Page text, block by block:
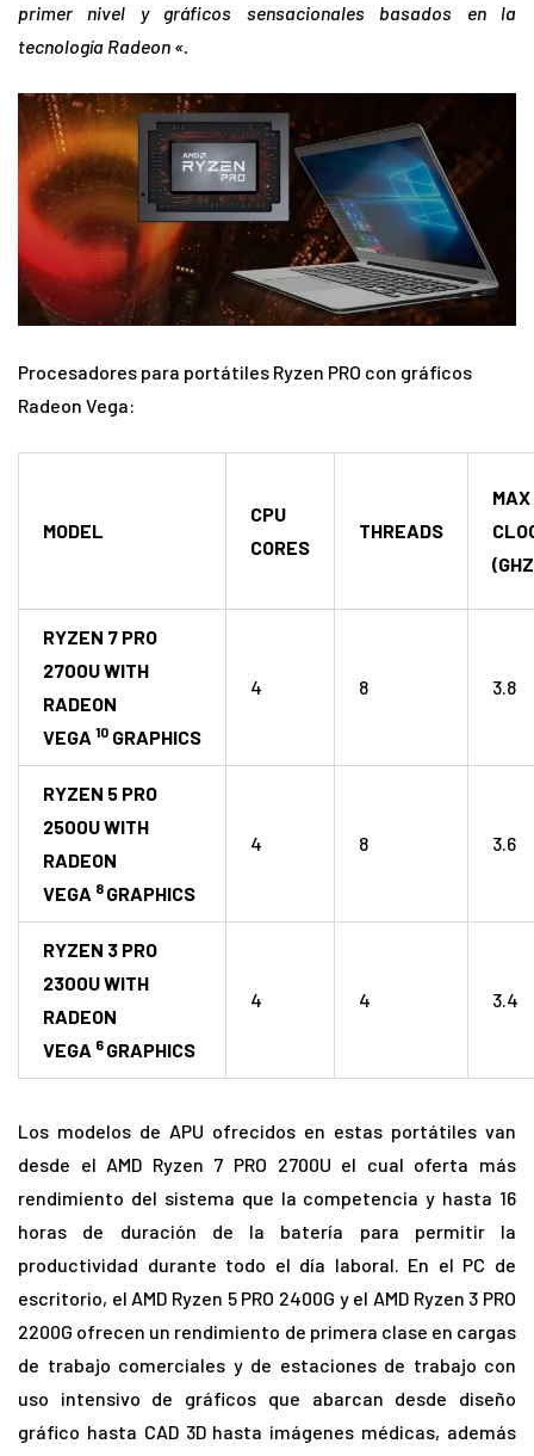
primer nivel y gráficos sensacionales basados en la
tecnología Radeon «.
Procesadores para portátiles Ryzen PRO con gráficos
Radeon Vega:
MODEL
CPU
CORES
THREADS
MAX
RYZEN 7 PRO
2700U WITH
RADEON
VEGA 10 GRAPHICS
4 8 3.8
RYZEN 5 PRO
2500U WITH
RADEON
VEGA 8 GRAPHICS
4 8 3.6
RYZEN 3 PRO
2300U WITH
RADEON
VEGA 6 GRAPHICS
4 4 3.4
Los modelos de APU ofrecidos en estas portátiles van
desde el AMD Ryzen 7 PRO 2700U el cual oferta más
rendimiento del sistema que la competencia y hasta 16
horas de duración de la batería para permitir la
productividad durante todo el día laboral. En el PC de
escritorio, el AMD Ryzen 5 PRO 2400G y el AMD Ryzen 3 PRO
2200G ofrecen un rendimiento de primera clase en cargas
de trabajo comerciales y de estaciones de trabajo con
uso intensivo de gráficos que abarcan desde diseño
gráfico hasta CAD 3D hasta imágenes médicas, además